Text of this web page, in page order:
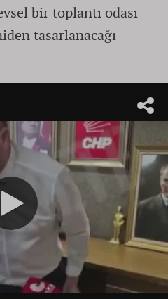
bir toplantı odası
tasarlanacağı